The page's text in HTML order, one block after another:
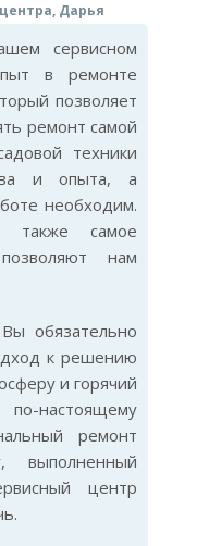
Дарья
сервисном
в ремонте
позволяет
ремонт самой
техники
и опыта, а
необходим.
также самое
нам
обязательно
к решению
и горячий
настоящему
ремонт
выполненный
центр